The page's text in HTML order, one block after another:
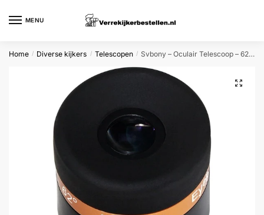
MENU
Home / Diverse kijkers / Telescopen / Svbony – Oculair Telescoop – 62 Graden – Super Groothoek – 4 mm Oculair – 1,25 inch Oculair Telescoop